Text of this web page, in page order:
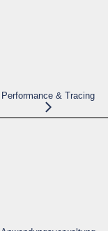
Performance & Tracing